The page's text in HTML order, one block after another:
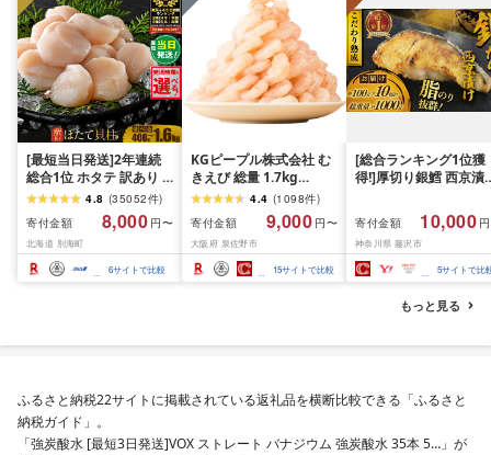
[最短当日発送]2年連続
総合1位 ホタテ 訳あり (
ふるさと納税 ほたて ふ
るさと納税 訳あり 帆立
ふるさと わけあり ホタ
テ貝柱 貝 人気 不揃い 刺
身 規格外 魚介 ランキン
グ 海鮮 冷凍 発送時期が
4.8 (35052件)
寄付金額
8,000 円〜
北海道 別海町
6サイトで比較
KGピープル株式会社 む
きえび 総量 1.7kg
(850g×2P) 特大 5Lサイ
ズ バナメイエビ バラ凍
結 下処理不要 サイズ不
揃い 訳あり
4.4 (1098件)
寄付金額
9,000 円〜
大阪府 泉佐野市
15サイトで比較
[総合ランキング1位獲
得!]厚切り銀鱈 西京漬
約 1,000g (約 100g ×
切) 西京味噌 西京みそ
噌漬け みそ 味噌 鮮魚
介 銀だら 銀ダラ ギン
ラ ぎんだら 鱈 タラ 魚
西京焼き 西京漬 西京
き 冷凍 厳選 鮮魚 漬け
礼品 おかず おつまみ
南 藤沢
寄付金額 10,000
神奈川県 藤沢市
5サイトで比
もっと見る
ふるさと納税22サイトに掲載されている返礼品を横断比較できる「ふるさと
納税ガイド」。
「強炭酸水 [最短3日発送]VOX ストレート バナジウム 強炭酸水 35本 5…」が